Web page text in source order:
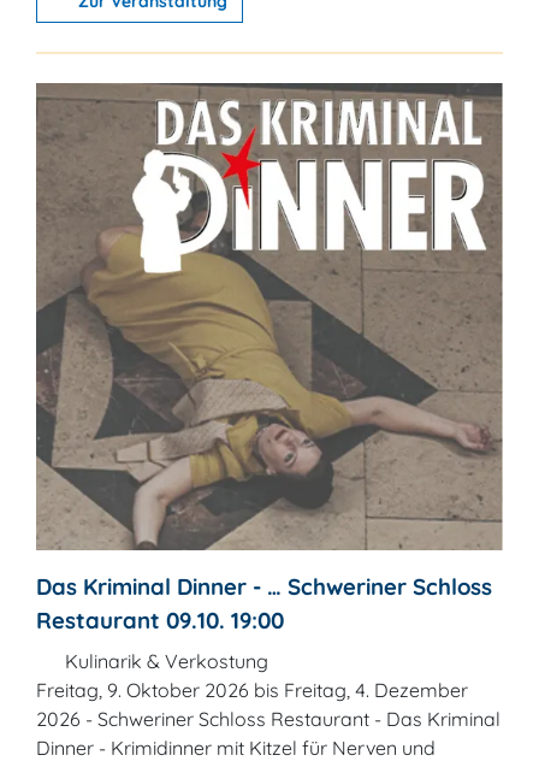
Das Kriminal Dinner - … Schweriner Schloss
Restaurant 09.10. 19:00
Kulinarik & Verkostung
Freitag, 9. Oktober 2026 bis Freitag, 4. Dezember
2026 - Schweriner Schloss Restaurant - Das Kriminal
Dinner - Krimidinner mit Kitzel für Nerven und